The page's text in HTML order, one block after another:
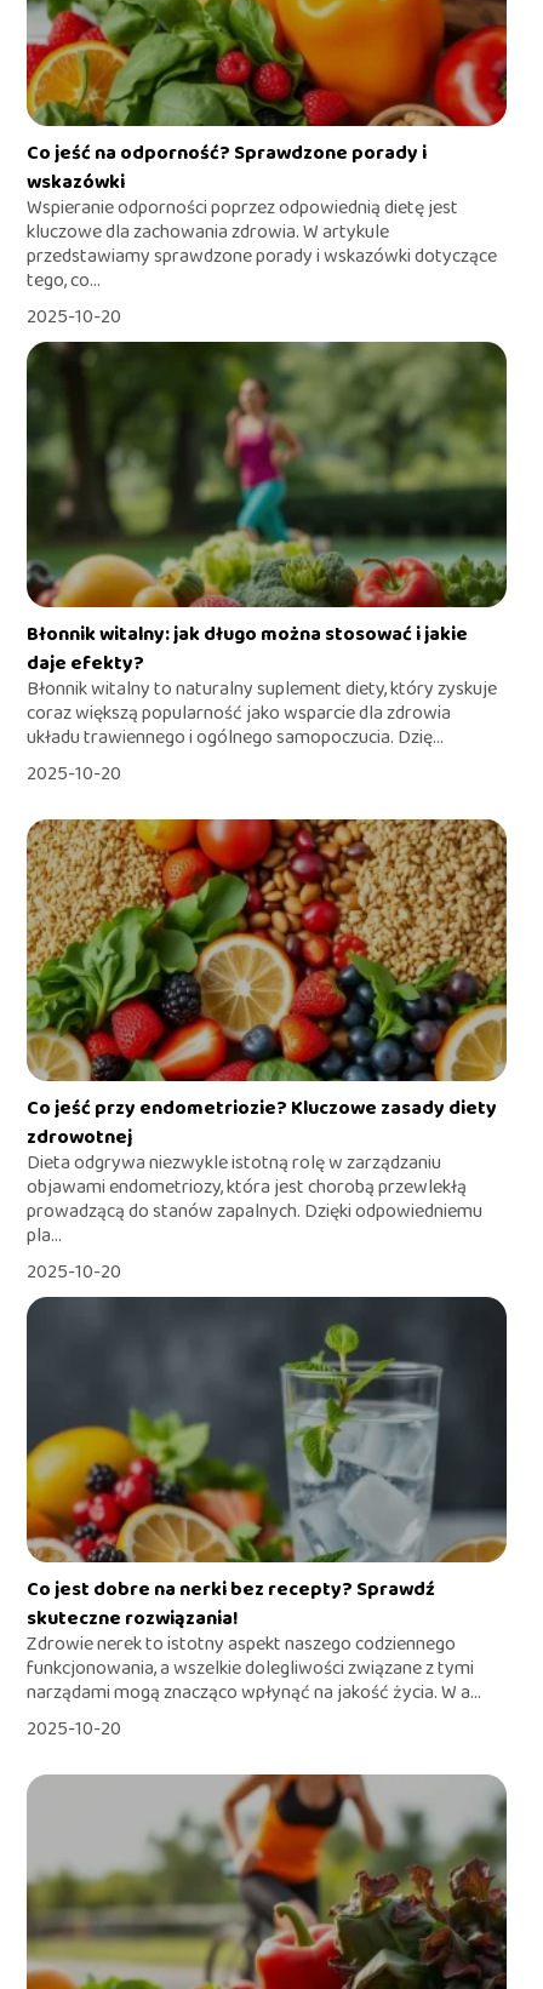
Co jeść na odporność? Sprawdzone porady i
wskazówki
Wspieranie odporności poprzez odpowiednią dietę jest
kluczowe dla zachowania zdrowia. W artykule
przedstawiamy sprawdzone porady i wskazówki dotyczące
tego, co...
2025-10-20
Błonnik witalny: jak długo można stosować i jakie
daje efekty?
Błonnik witalny to naturalny suplement diety, który zyskuje
coraz większą popularność jako wsparcie dla zdrowia
układu trawiennego i ogólnego samopoczucia. Dzię...
2025-10-20
Co jeść przy endometriozie? Kluczowe zasady diety
zdrowotnej
Dieta odgrywa niezwykle istotną rolę w zarządzaniu
objawami endometriozy, która jest chorobą przewlekłą
prowadzącą do stanów zapalnych. Dzięki odpowiedniemu
pla...
2025-10-20
Co jest dobre na nerki bez recepty? Sprawdź
skuteczne rozwiązania!
Zdrowie nerek to istotny aspekt naszego codziennego
funkcjonowania, a wszelkie dolegliwości związane z tymi
narządami mogą znacząco wpłynąć na jakość życia. W a...
2025-10-20